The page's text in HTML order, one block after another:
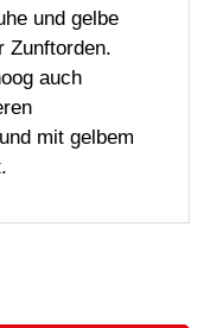
und gelbe
Zunftorden.
auch
mit gelbem